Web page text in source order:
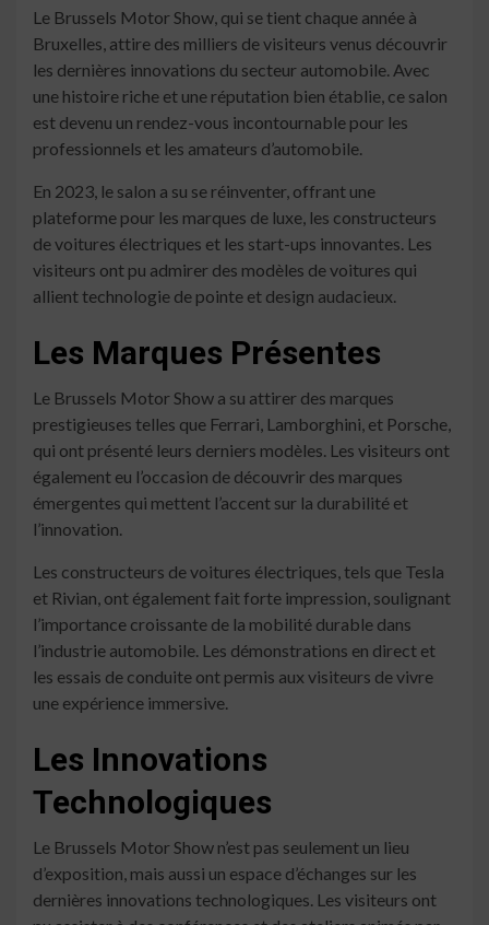
Le Brussels Motor Show, qui se tient chaque année à
Bruxelles, attire des milliers de visiteurs venus découvrir
les dernières innovations du secteur automobile. Avec
une histoire riche et une réputation bien établie, ce salon
est devenu un rendez-vous incontournable pour les
professionnels et les amateurs d’automobile.
En 2023, le salon a su se réinventer, offrant une
plateforme pour les marques de luxe, les constructeurs
de voitures électriques et les start-ups innovantes. Les
visiteurs ont pu admirer des modèles de voitures qui
allient technologie de pointe et design audacieux.
Les Marques Présentes
Le Brussels Motor Show a su attirer des marques
prestigieuses telles que Ferrari, Lamborghini, et Porsche,
qui ont présenté leurs derniers modèles. Les visiteurs ont
également eu l’occasion de découvrir des marques
émergentes qui mettent l’accent sur la durabilité et
l’innovation.
Les constructeurs de voitures électriques, tels que Tesla
et Rivian, ont également fait forte impression, soulignant
l’importance croissante de la mobilité durable dans
l’industrie automobile. Les démonstrations en direct et
les essais de conduite ont permis aux visiteurs de vivre
une expérience immersive.
Les Innovations
Technologiques
Le Brussels Motor Show n’est pas seulement un lieu
d’exposition, mais aussi un espace d’échanges sur les
dernières innovations technologiques. Les visiteurs ont